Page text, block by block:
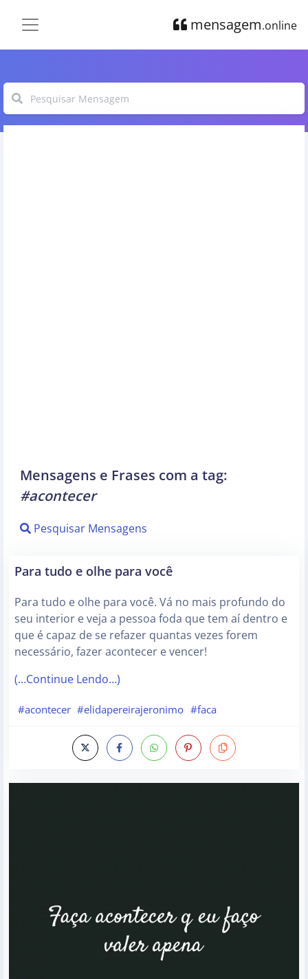
mensagem.online
Mensagens e Frases com a tag:
#acontecer
Pesquisar Mensagens
Para tudo e olhe para você
Para tudo e olhe para você. Vá no mais profundo do
seu interior e veja a pessoa foda que tem aí dentro e
que é capaz de se refazer quantas vezes forem
necessário, fazer acontecer e vencer!
(…Continue Lendo…)
#acontecer #elidapereirajeronimo #faca